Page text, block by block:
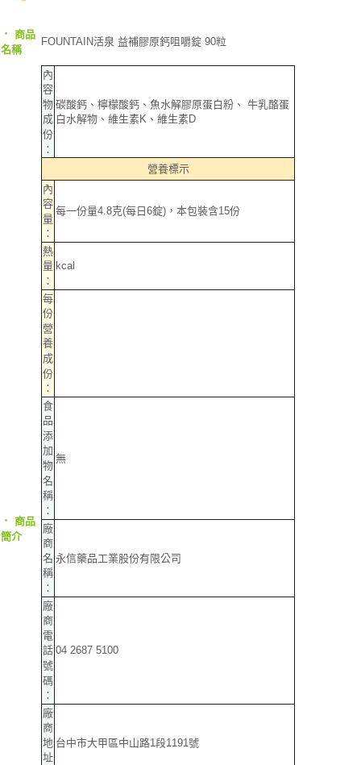
‧ 商品
名稱
FOUNTAIN活泉 益補膠原鈣咀嚼錠 90粒
‧ 商品
簡介
內
容
物
成
份
：
碳酸鈣、檸檬酸鈣、魚水解膠原蛋白粉、 牛乳酪蛋
白水解物、維生素K、維生素D
營養標示
內
容
量
：
每一份量4.8克(每日6錠)，本包裝含15份
熱
量
：
kcal
每
份
營
養
成
份
：
食
品
添
加
物
名
稱
：
無
廠
商
名
稱
：
永信藥品工業股份有限公司
廠
商
電
話
號
碼
：
04 2687 5100
廠
商
地
址
台中市大甲區中山路1段1191號